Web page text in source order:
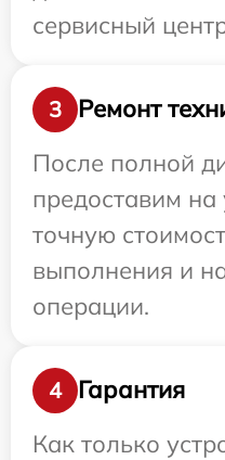
сервисный
3
Ремонт
После полной
предоставим
точную
выполнения и
операции.
4
Гарантия
Как только